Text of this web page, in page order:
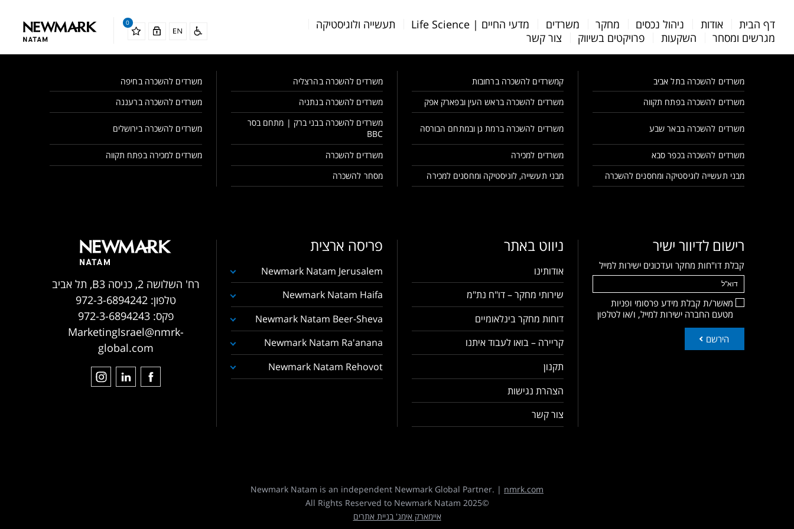
Menu
Bar
דף הבית אודות ניהול נכסים מחקר משרדים מדעי החיים | Life Science
תעשייה ולוגיסטיקה
מגרשים ומסחר
השקעות פרויקטים בשיווק צור קשר
0
משרדים להשכרה בתל אביב קמשרדים להשכרה ברחובות משרדים להשכרה בהרצליה
משרדים להשכרה בחיפה
משרדים להשכרה בפתח תקווה
משרדים להשכרה בראש העין ובפארק אפק משרדים להשכרה בנתניה משרדים להשכרה ברעננה
משרדים להשכרה בבאר שבע משרדים להשכרה ברמת גן ובמתחם הבורסה
משרדים להשכרה בבני ברק | מתחם בסר
BBC
משרדים להשכרה בירושלים
משרדים להשכרה בכפר סבא משרדים למכירה משרדים להשכרה
משרדים למכירה בפתח תקווה
מבני תעשייה לוגיסטיקה ומחסנים להשכרה
מבני תעשייה, לוגיסטיקה ומחסנים למכירה מסחר להשכרה
רישום לדיוור ישיר
קבלת דו"חות מחקר ועדכונים ישירות למייל
מאשר/ת קבלת מידע פרסומי ופניות
מטעם החברה ישירות למייל, ו/או לטלפון
הירשם
ניווט באתר
אודותינו
שירותי מחקר – דו"ח נת"מ
דוחות מחקר בינלאומיים
קריירה – בואו לעבוד איתנו
תקנון
הצהרת נגישות
צור קשר
פריסה ארצית
Newmark Natam Jerusalem
Newmark Natam Haifa
Newmark Natam Beer-Sheva
Newmark Natam Ra'anana
Newmark Natam Rehovot
רח' השלושה 2, כניסה B3, תל אביב
טלפון:972-3-6894242
פקס:972-3-6894243
MarketingIsrael@nmrk-
global.com
Newmark Natam is an independent Newmark Global Partner. | nmrk.com
©2025 All Rights Reserved to Newmark Natam
איימארק אימג' בניית אתרים